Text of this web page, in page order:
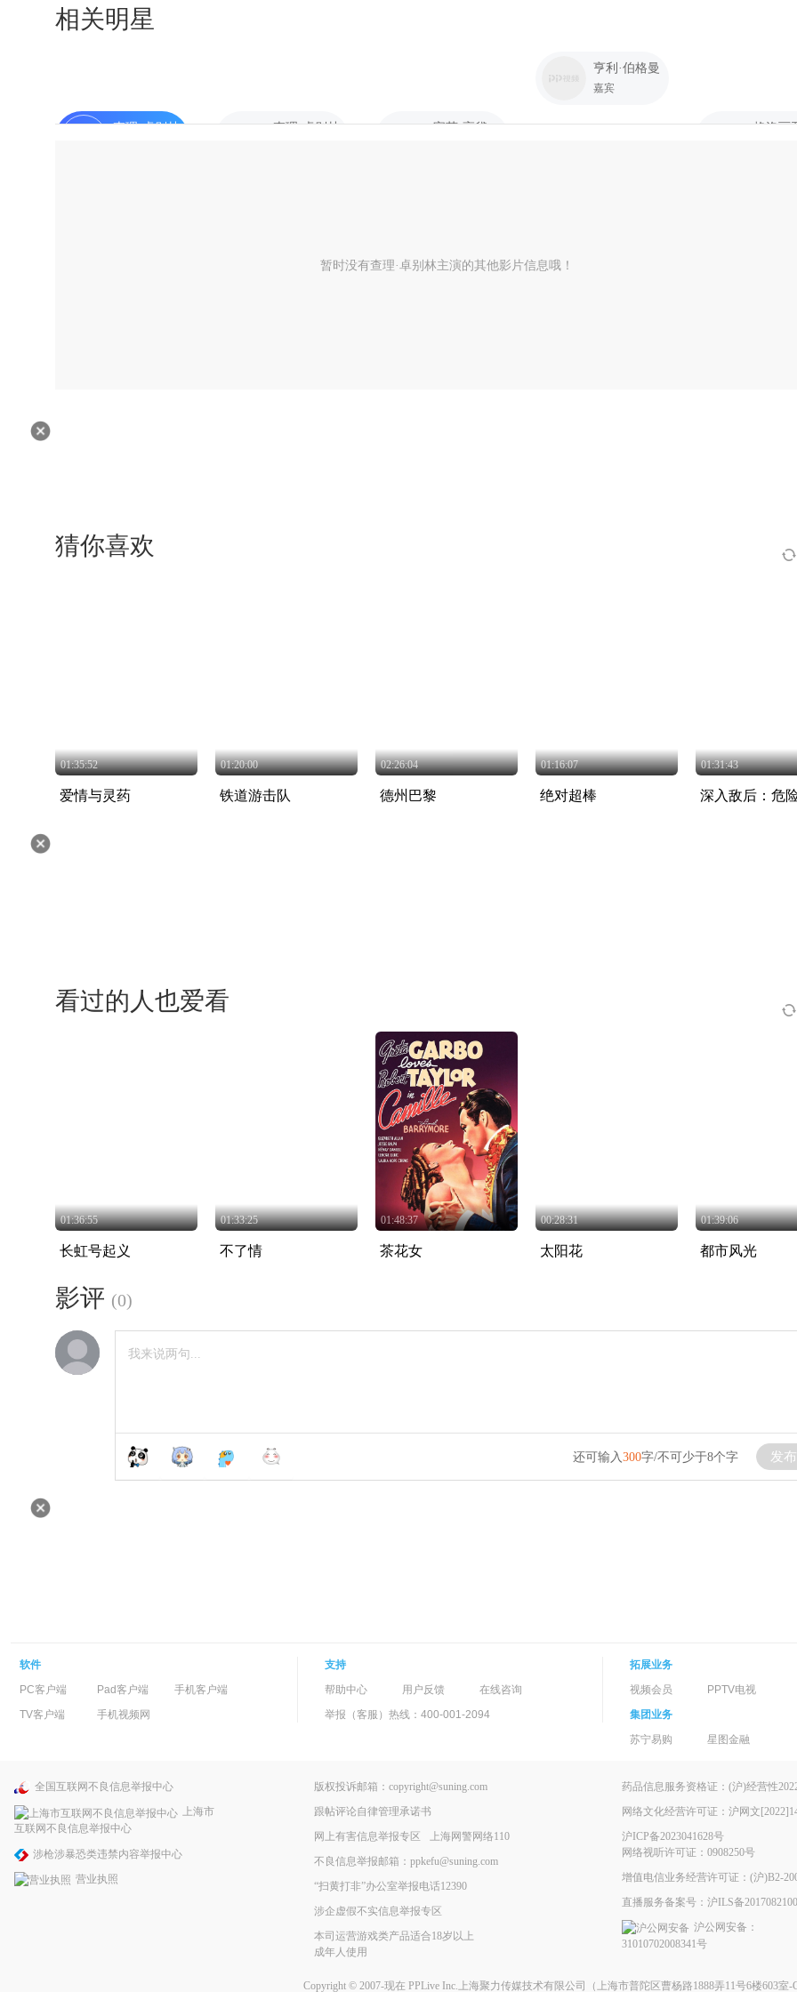
相关明星
查理·卓别林 查理·卓别林 宝莲·高黛
亨利·伯格曼
嘉宾
暂时没有查理·卓别林主演的其他影片信息哦！
猜你喜欢
01:35:52
爱情与灵药
01:20:00
铁道游击队
02:26:04
德州巴黎
01:16:07
绝对超棒
01:31:43
深入敌后：危
看过的人也爱看
01:36:55
长虹号起义
01:33:25
不了情
01:48:37
茶花女
00:28:31
太阳花
01:39:06
都市风光
影评 (0)
还可输入 300字/不可少于8个字 发
软件
PC客户端
Pad客户端
手机客户端
TV客户端
手机视频网
支持
帮助中心
用户反馈
在线咨询
举报（客服）热线：400-001-2094
拓展业务
视频会员
PPTV电视
集团业务
苏宁易购
星图金融
全国互联网不良信息举报中心
上海市
互联网不良信息举报中心
涉枪涉暴恐类违禁内容举报中心
营业执照
版权投诉邮箱：copyright@suning.com
跟帖评论自律管理承诺书
网上有害信息举报专区
上海网警网络110
不良信息举报邮箱：ppkefu@suning.com
“扫黄打非”办公室举报电话12390
涉企虚假不实信息举报专区
本司运营游戏类产品适合18岁以上
成年人使用
药品信息服务资格证：(沪)经营性
网络文化经营许可证：沪网文
沪ICP备2023041628号
网络视听许可证：0908250号
增值电信业务经营许可证：(沪)B2-
直播服务备案号：沪ILS备
沪公网安备：
31010702008341号
Copyright © 2007-现在 PPLive Inc.上海聚力传媒技术有限公司 （上海市普陀区曹杨路1888弄11号6楼603室-